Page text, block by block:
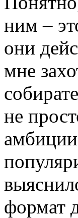
ним –
они
мне
не
формат